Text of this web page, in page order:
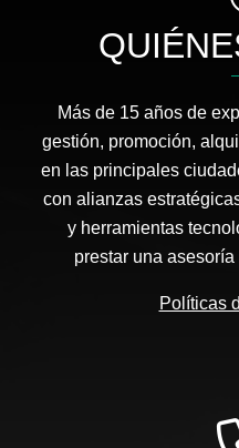
Más de 15 años de
gestión, promoción,
en las principales
con alianzas
y herramientas
prestar una
Políticas